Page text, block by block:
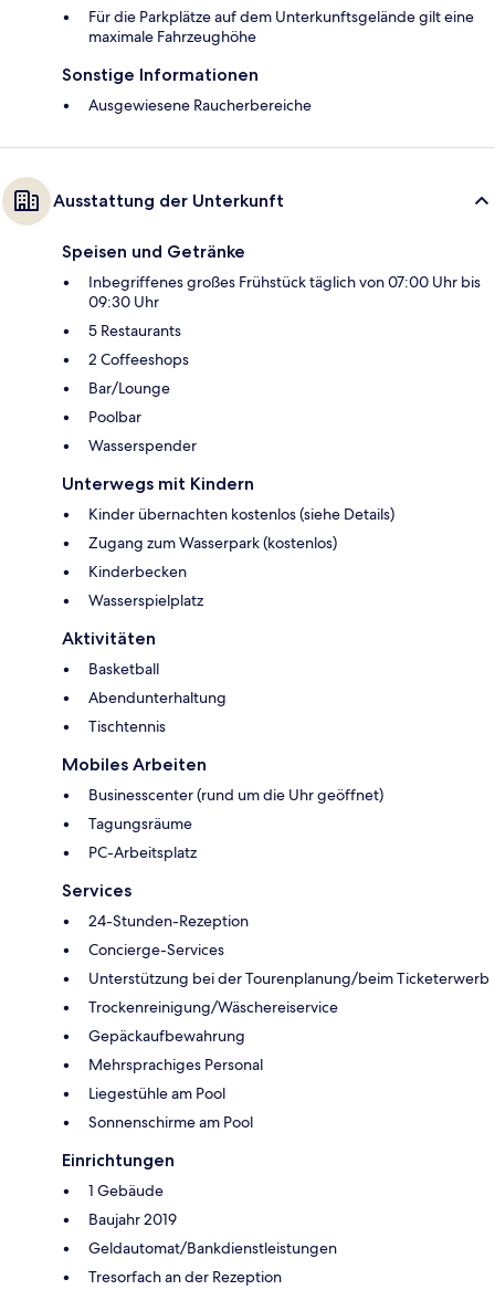
Für die Parkplätze auf dem Unterkunftsgelände gilt eine
maximale Fahrzeughöhe
Sonstige Informationen
Ausgewiesene Raucherbereiche
Ausstattung der Unterkunft
Speisen und Getränke
Inbegriffenes großes Frühstück täglich von 07:00 Uhr bis
09:30 Uhr
5 Restaurants
2 Coffeeshops
Bar/Lounge
Poolbar
Wasserspender
Unterwegs mit Kindern
Kinder übernachten kostenlos (siehe Details)
Zugang zum Wasserpark (kostenlos)
Kinderbecken
Wasserspielplatz
Aktivitäten
Basketball
Abendunterhaltung
Tischtennis
Mobiles Arbeiten
Businesscenter (rund um die Uhr geöffnet)
Tagungsräume
PC-Arbeitsplatz
Services
24-Stunden-Rezeption
Concierge-Services
Unterstützung bei der Tourenplanung/beim Ticketerwerb
Trockenreinigung/Wäschereiservice
Gepäckaufbewahrung
Mehrsprachiges Personal
Liegestühle am Pool
Sonnenschirme am Pool
Einrichtungen
1 Gebäude
Baujahr 2019
Geldautomat/Bankdienstleistungen
Tresorfach an der Rezeption